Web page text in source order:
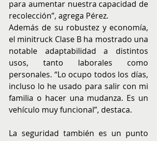
para aumentar nuestra capacidad de
recolección”, agrega Pérez.
Además de su robustez y economía,
el minitruck Clase B ha mostrado una
notable adaptabilidad a distintos
usos, tanto laborales como
personales. “Lo ocupo todos los días,
incluso lo he usado para salir con mi
familia o hacer una mudanza. Es un
vehículo muy funcional”, destaca.
La seguridad también es un punto